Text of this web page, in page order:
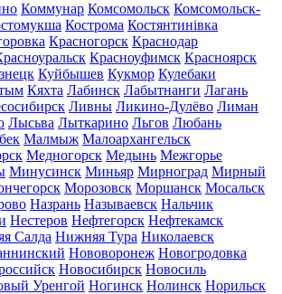
Коммунар Комсомольск Комсомольск-
Кострома Костянтинівка
Красногорск Краснодар
Красноуфимск Красноярск
Куйбышев Кукмор Кулебаки
Кяхта Лабинск Лабытнанги Лагань
Ливны Ликино-Дулёво Лиман
Лысьва Лыткарино Льгов Любань
Малмыж Малоархангельск
Медногорск Медынь Межгорье
Минусинск Миньяр Мирноград Мирный
Морозовск Моршанск Мосальск
Назрань Называевск Нальчик
Нестеров Нефтегорск Нефтекамск
Салда Нижняя Тура Николаевск
Нововоронеж Новогродовка
Новосибирск Новосиль
Уренгой Ногинск Нолинск Норильск